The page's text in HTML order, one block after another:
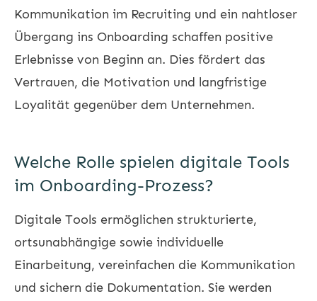
Kommunikation im Recruiting und ein nahtloser
Übergang ins Onboarding schaffen positive
Erlebnisse von Beginn an. Dies fördert das
Vertrauen, die Motivation und langfristige
Loyalität gegenüber dem Unternehmen.
Welche Rolle spielen digitale Tools
im Onboarding-Prozess?
Digitale Tools ermöglichen strukturierte,
ortsunabhängige sowie individuelle
Einarbeitung, vereinfachen die Kommunikation
und sichern die Dokumentation. Sie werden